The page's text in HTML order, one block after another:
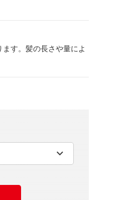
す。髪の長さや量によ